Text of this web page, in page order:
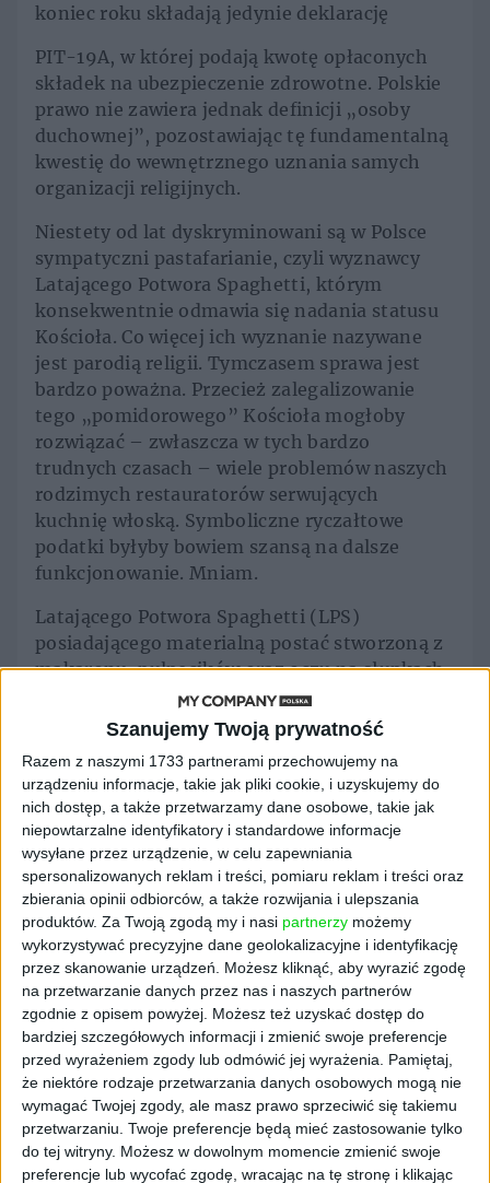
Szanujemy Twoją prywatność
Razem z naszymi 1733 partnerami przechowujemy na
urządzeniu informacje, takie jak pliki cookie, i uzyskujemy do
nich dostęp, a także przetwarzamy dane osobowe, takie jak
niepowtarzalne identyfikatory i standardowe informacje
wysyłane przez urządzenie, w celu zapewniania
spersonalizowanych reklam i treści, pomiaru reklam i treści oraz
zbierania opinii odbiorców, a także rozwijania i ulepszania
produktów. Za Twoją zgodą my i nasi partnerzy możemy
wykorzystywać precyzyjne dane geolokalizacyjne i identyfikację
przez skanowanie urządzeń. Możesz kliknąć, aby wyrazić zgodę
na przetwarzanie danych przez nas i naszych partnerów
zgodnie z opisem powyżej. Możesz też uzyskać dostęp do
bardziej szczegółowych informacji i zmienić swoje preferencje
przed wyrażeniem zgody lub odmówić jej wyrażenia.
Pamiętaj,
że niektóre rodzaje przetwarzania danych osobowych mogą nie
wymagać Twojej zgody, ale masz prawo sprzeciwić się takiemu
przetwarzaniu. Twoje preferencje będą mieć zastosowanie tylko
do tej witryny. Możesz w dowolnym momencie zmienić swoje
preferencje lub wycofać zgodę, wracając na tę stronę i klikając
koniec roku składają jedynie deklarację
PIT-19A, w której podają kwotę opłaconych
składek na ubezpieczenie zdrowotne. Polskie
prawo nie zawiera jednak definicji „osoby
duchownej”, pozostawiając tę fundamentalną
kwestię do wewnętrznego uznania samych
organizacji religijnych.
Niestety od lat dyskryminowani są w Polsce
sympatyczni pastafarianie, czyli wyznawcy
Latającego Potwora Spaghetti, którym
konsekwentnie odmawia się nadania statusu
Kościoła. Co więcej ich wyznanie nazywane
jest parodią religii. Tymczasem sprawa jest
bardzo poważna. Przecież zalegalizowanie
tego „pomidorowego” Kościoła mogłoby
rozwiązać – zwłaszcza w tych bardzo
trudnych czasach – wiele problemów naszych
rodzimych restauratorów serwujących
kuchnię włoską. Symboliczne ryczałtowe
podatki byłyby bowiem szansą na dalsze
funkcjonowanie. Mniam.
Latającego Potwora Spaghetti (LPS)
posiadającego materialną postać stworzoną z
makaronu, pulpecików oraz oczu na słupkach,
jako charyzmatycznego kreatora świata,
wymyślił w 2005 r. amerykański fizyk Bobby
Naczelnym dogmatem jest brak jakichkolwiek
dogmatów. Daje jednak odpowiedź na
fundamentalne egzystencjalne pytanie – skąd
się wzięliśmy? Człowiek pochodzi od piratów,
których wizerunek został nieco zafałszowany,
bo byli całkiem fajni i niegroźni, spadek liczby
tych morskich bohaterów bezpośrednio
odpowiada za globalne ocieplenie. I dalej.
Niebo składa się z wielkiego piwnego wulkanu
oraz tańczących wokół niego striptizerek. W
piekle szaleją podobne dziewczyny, jednak
wszystkie są zarażone chorobami
wenerycznymi. Leje się tam tylko ciepłe piwo i
to bez gazu. Bleee! Zaiste piekielne. Rytualne
nakrycie głowy to zwyczajny kuchenny
durszlak. Gorliwym wyznawcom pastafarian z